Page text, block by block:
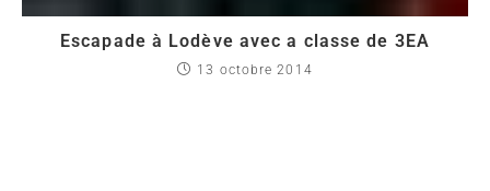
Escapade à Lodève avec a classe de 3EA
13 octobre 2014